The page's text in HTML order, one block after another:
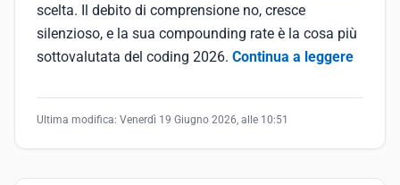
scelta. Il debito di comprensione no, cresce
silenzioso, e la sua compounding rate è la cosa più
sottovalutata del coding 2026. Continua a leggere
Ultima modifica: Venerdì 19 Giugno 2026, alle 10:51